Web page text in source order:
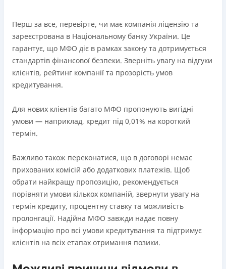
Перш за все, перевірте, чи має компанія ліцензію та
зареєстрована в Національному банку України. Це
гарантує, що МФО діє в рамках закону та дотримується
стандартів фінансової безпеки. Зверніть увагу на відгуки
клієнтів, рейтинг компанії та прозорість умов
кредитування.
Для нових клієнтів багато МФО пропонують вигідні
умови — наприклад, кредит під 0,01% на короткий
термін.
Важливо також переконатися, що в договорі немає
прихованих комісій або додаткових платежів. Щоб
обрати найкращу пропозицію, рекомендується
порівняти умови кількох компаній, звернути увагу на
термін кредиту, процентну ставку та можливість
пролонгації. Надійна МФО завжди надає повну
інформацію про всі умови кредитування та підтримує
клієнтів на всіх етапах отримання позики.